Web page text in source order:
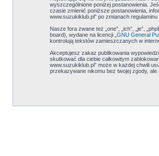
wyszczególnione poniżej postanowienia.
czasie zmienić poniższe postanowienia,
www.suzukiklub.pl” po zmianach
Nasze fora zwane też „one”, „ich”, „je”,
board), wydane na licencji „ GNU General
kontrolują tekstów zamieszczanych w
Akceptujesz zakaz publikowania
skutkować dla ciebie całkowitym
www.suzukiklub.pl” może w każdej chwili
przekazywane nikomu bez twojej zgody,